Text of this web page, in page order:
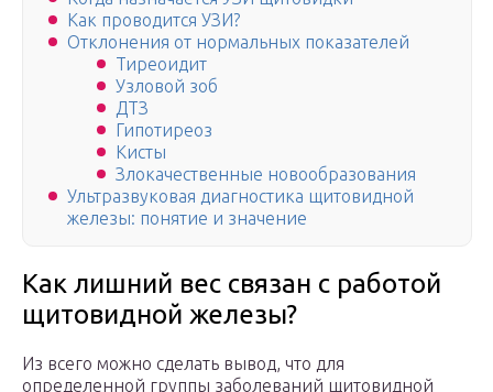
Как проводится УЗИ?
Отклонения от нормальных показателей
Тиреоидит
Узловой зоб
ДТЗ
Гипотиреоз
Кисты
Злокачественные новообразования
Ультразвуковая диагностика щитовидной
железы: понятие и значение
Как лишний вес связан с работой
щитовидной железы?
Из всего можно сделать вывод, что для
определенной группы заболеваний щитовидной